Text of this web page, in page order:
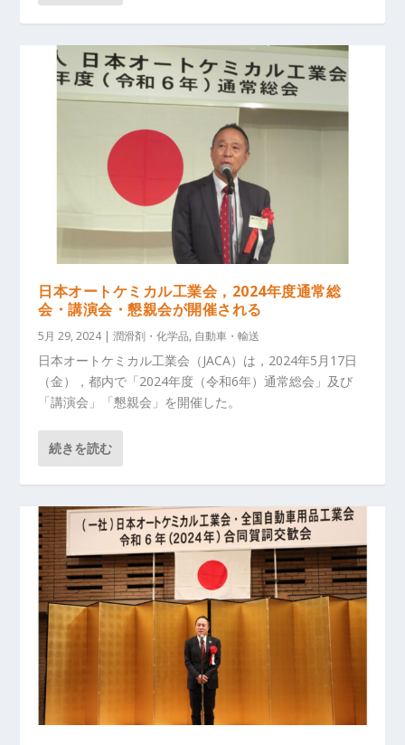
日本オートケミカル工業会，2024年度通常総
会・講演会・懇親会が開催される
5月 29, 2024|潤滑剤・化学品, 自動車・輸送
日本オートケミカル工業会（JACA）は，2024年5月17日
（金），都内で「2024年度（令和6年）通常総会」及び
「講演会」「懇親会」を開催した。
続きを読む